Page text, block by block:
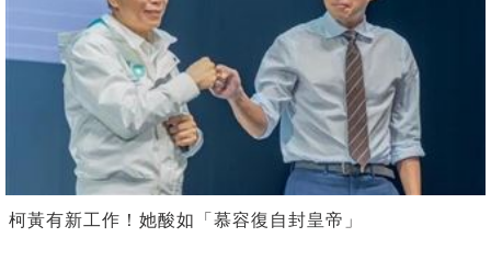
柯黃有新工作！她酸如「慕容復自封皇帝」